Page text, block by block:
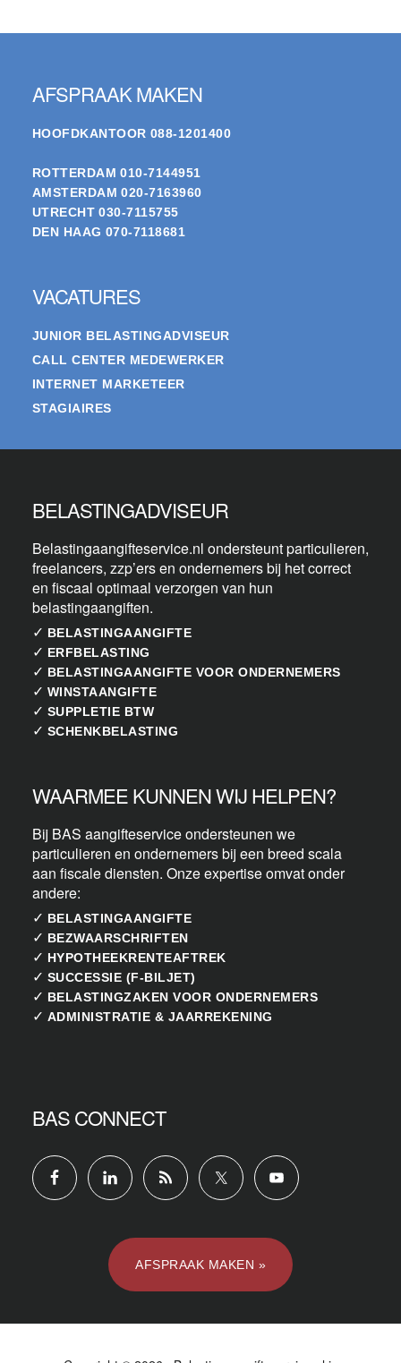
AFSPRAAK MAKEN
HOOFDKANTOOR 088-1201400
ROTTERDAM 010-7144951
AMSTERDAM 020-7163960
UTRECHT 030-7115755
DEN HAAG 070-7118681
VACATURES
JUNIOR BELASTINGADVISEUR
CALL CENTER MEDEWERKER
INTERNET MARKETEER
STAGIAIRES
BELASTINGADVISEUR
Belastingaangifteservice.nl ondersteunt particulieren,
freelancers, zzp’ers en ondernemers bij het correct
en fiscaal optimaal verzorgen van hun
belastingaangiften.
✓ BELASTINGAANGIFTE
✓ ERFBELASTING
✓ BELASTINGAANGIFTE VOOR ONDERNEMERS
✓ WINSTAANGIFTE
✓ SUPPLETIE BTW
✓ SCHENKBELASTING
WAARMEE KUNNEN WIJ HELPEN?
Bij BAS aangifteservice ondersteunen we
particulieren en ondernemers bij een breed scala
aan fiscale diensten. Onze expertise omvat onder
andere:
✓ BELASTINGAANGIFTE
✓ BEZWAARSCHRIFTEN
✓ HYPOTHEEKRENTEAFTREK
✓ SUCCESSIE (F-BILJET)
✓ BELASTINGZAKEN VOOR ONDERNEMERS
✓ ADMINISTRATIE & JAARREKENING
BAS CONNECT
AFSPRAAK MAKEN »